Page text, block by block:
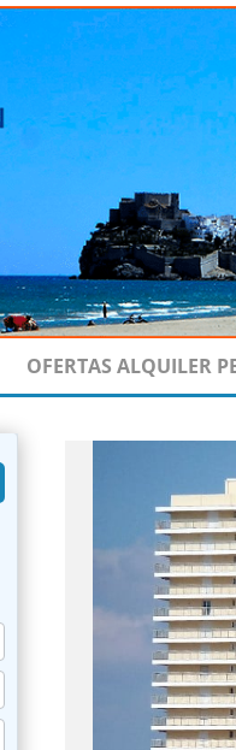
OFERTAS ALQUILER